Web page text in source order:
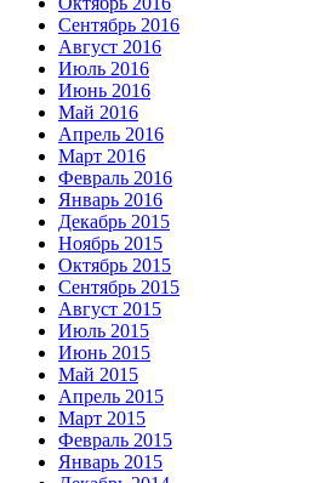
Сентябрь 2016
Август 2016
Июль 2016
Июнь 2016
Май 2016
Апрель 2016
Март 2016
Февраль 2016
Январь 2016
Декабрь 2015
Ноябрь 2015
Октябрь 2015
Сентябрь 2015
Август 2015
Июль 2015
Июнь 2015
Май 2015
Апрель 2015
Март 2015
Февраль 2015
Январь 2015